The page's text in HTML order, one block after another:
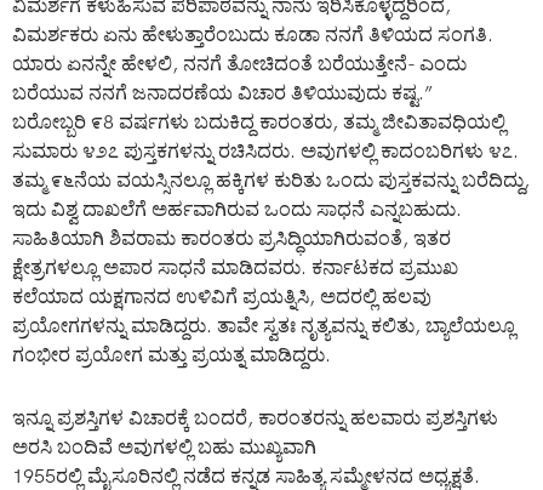
ವಿಮರ್ಶೆಗೆ ಕಳುಹಿಸುವ ಪರಿಪಾಠವನ್ನು ನಾನು ಇರಿಸಿಕೊಳ್ಳದ್ದರಿಂದ,
ವಿಮರ್ಶಕರು ಏನು ಹೇಳುತ್ತಾರೆಂಬುದು ಕೂಡಾ ನನಗೆ ತಿಳಿಯದ ಸಂಗತಿ.
ಯಾರು ಏನನ್ನೇ ಹೇಳಲಿ, ನನಗೆ ತೋಚಿದಂತೆ ಬರೆಯುತ್ತೇನೆ- ಎಂದು
ಬರೆಯುವ ನನಗೆ ಜನಾದರಣೆಯ ವಿಚಾರ ತಿಳಿಯುವುದು ಕಷ್ಟ.”
ಬರೋಬ್ಬರಿ ೯8 ವರ್ಷಗಳು ಬದುಕಿದ್ದ ಕಾರಂತರು, ತಮ್ಮ ಜೀವಿತಾವಧಿಯಲ್ಲಿ
ಸುಮಾರು ೪೨೭ ಪುಸ್ತಕಗಳನ್ನು ರಚಿಸಿದರು. ಅವುಗಳಲ್ಲಿ ಕಾದಂಬರಿಗಳು ೪೭.
ತಮ್ಮ ೯೬ನೆಯ ವಯಸ್ಸಿನಲ್ಲೂ ಹಕ್ಕಿಗಳ ಕುರಿತು ಒಂದು ಪುಸ್ತಕವನ್ನು ಬರೆದಿದ್ದು,
ಇದು ವಿಶ್ವ ದಾಖಲೆಗೆ ಅರ್ಹವಾಗಿರುವ ಒಂದು ಸಾಧನೆ ಎನ್ನಬಹುದು.
ಸಾಹಿತಿಯಾಗಿ ಶಿವರಾಮ ಕಾರಂತರು ಪ್ರಸಿದ್ಧಿಯಾಗಿರುವಂತೆ, ಇತರ
ಕ್ಷೇತ್ರಗಳಲ್ಲೂ ಅಪಾರ ಸಾಧನೆ ಮಾಡಿದವರು. ಕರ್ನಾಟಕದ ಪ್ರಮುಖ
ಕಲೆಯಾದ ಯಕ್ಷಗಾನದ ಉಳಿವಿಗೆ ಪ್ರಯತ್ನಿಸಿ, ಅದರಲ್ಲಿ ಹಲವು
ಪ್ರಯೋಗಗಳನ್ನು ಮಾಡಿದ್ದರು. ತಾವೇ ಸ್ವತಃ ನೃತ್ಯವನ್ನು ಕಲಿತು, ಬ್ಯಾಲೆಯಲ್ಲೂ
ಗಂಭೀರ ಪ್ರಯೋಗ ಮತ್ತು ಪ್ರಯತ್ನ ಮಾಡಿದ್ದರು.
ಇನ್ನೂ ಪ್ರಶಸ್ತಿಗಳ ವಿಚಾರಕ್ಕೆ ಬಂದರೆ, ಕಾರಂತರನ್ನು ಹಲವಾರು ಪ್ರಶಸ್ತಿಗಳು
ಅರಸಿ ಬಂದಿವೆ ಅವುಗಳಲ್ಲಿ ಬಹು ಮುಖ್ಯವಾಗಿ
1955ರಲ್ಲಿ ಮೈಸೂರಿನಲ್ಲಿ ನಡೆದ ಕನ್ನಡ ಸಾಹಿತ್ಯ ಸಮ್ಮೇಳನದ ಅಧ್ಯಕ್ಷತೆ.